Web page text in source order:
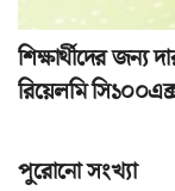
শিক্ষার্থীদের জন্য
রিয়েলমি
পুরোনো সংখ্যা